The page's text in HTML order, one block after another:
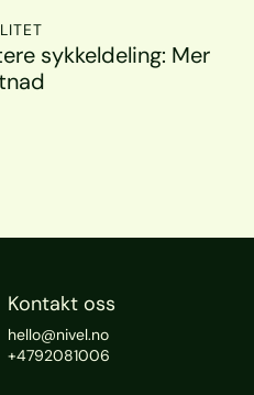
sykkeldeling: Mer
Kontakt oss
hello@nivel.no
+4792081006